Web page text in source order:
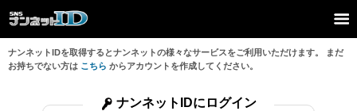
ナンネットIDを取得するとナンネットの様々なサービスをご利用いただけます。 まだ
お持ちでない方は こちら からアカウントを作成してください。
ナンネットIDにログイン